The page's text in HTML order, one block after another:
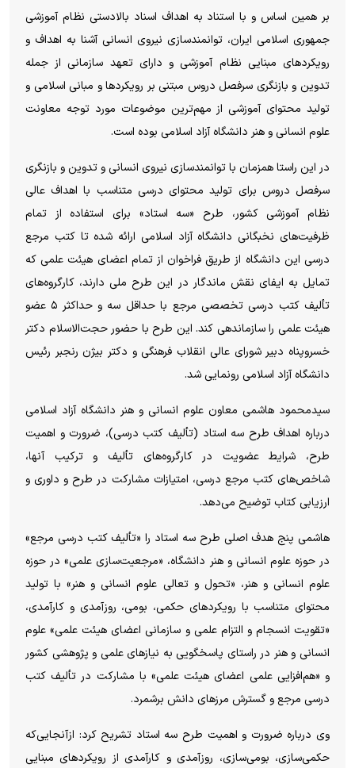
بر همین اساس و با استناد به اهداف اسناد بالادستی نظام آموزشی
جمهوری اسلامی ایران، توانمندسازی نیروی انسانی آشنا به اهداف و
رویکرد‌های مبنایی نظام آموزشی و دارای تعهد سازمانی از جمله
تدوین و بازنگری سرفصل دروس مبتنی بر رویکرد‌ها و مبانی اسلامی و
تولید محتوای آموزشی از مهم‌ترین موضوعات مورد توجه معاونت
علوم انسانی و هنر دانشگاه آزاد اسلامی بوده است.
در این راستا همزمان با توانمندسازی نیروی انسانی و تدوین و بازنگری
سرفصل دروس برای تولید محتوای درسی متناسب با اهداف عالی
نظام آموزشی کشور، طرح «سه استاد» برای استفاده از تمام
ظرفیت‌های نخبگانی دانشگاه آزاد اسلامی ارائه شده تا کتب مرجع
درسی این دانشگاه از طریق فراخوان از تمام اعضای هیئت علمی که
تمایل به ایفای نقش ماندگار در این طرح ملی دارند، کارگروه‌های
تألیف کتب درسی تخصصی مرجع با حداقل سه و حداکثر ۵ عضو
هیئت علمی را سازماندهی کند. این طرح با حضور حجت‌الاسلام دکتر
خسروپناه دبیر شورای عالی انقلاب فرهنگی و دکتر بیژن رنجبر رئیس
دانشگاه آزاد اسلامی رونمایی شد.
سیدمحمود هاشمی معاون علوم انسانی و هنر دانشگاه آزاد اسلامی
درباره اهداف طرح سه استاد (تألیف کتب درسی)، ضرورت و اهمیت
طرح، شرایط عضویت در کارگروه‌های تألیف و ترکیب آنها،
شاخص‌های کتب مرجع درسی، امتیازات مشارکت در طرح و داوری و
ارزیابی کتاب توضیح می‌دهد.
هاشمی پنج هدف اصلی طرح سه استاد را «تألیف کتب درسی مرجع»
در حوزه علوم انسانی و هنر دانشگاه، «مرجعیت‌سازی علمی» در حوزه
علوم انسانی و هنر، «تحول و تعالی علوم انسانی و هنر» با تولید
محتوای متناسب با رویکرد‌های حکمی، بومی، روزآمدی و کارآمدی،
«تقویت انسجام و التزام علمی و سازمانی اعضای هیئت علمی» علوم
انسانی و هنر در راستای پاسخگویی به نیاز‌های علمی و پژوهشی کشور
و «هم‌افزایی علمی اعضای هیئت علمی» با مشارکت در تألیف کتب
درسی مرجع و گسترش مرز‌های دانش برشمرد.
وی درباره ضرورت و اهمیت طرح سه استاد تشریح کرد: ازآنجایی‌که
حکمی‌سازی، بومی‌سازی، روزآمدی و کارآمدی از رویکرد‌های مبنایی